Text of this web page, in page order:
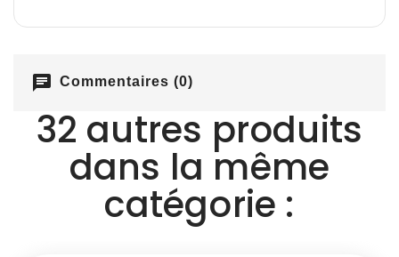
chat Commentaires (0)
32 autres produits
dans la même
catégorie :